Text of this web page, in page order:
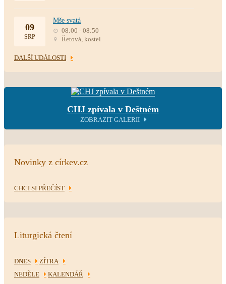
09
SRP
Mše svatá
08:00 - 08:50
Řetová, kostel
DALŠÍ UDÁLOSTI
CHJ zpívala v Deštném
ZOBRAZIT GALERII
Novinky z církev.cz
CHCI SI PŘEČÍST
Liturgická čtení
DNES
ZÍTRA
NEDĚLE
KALENDÁŘ